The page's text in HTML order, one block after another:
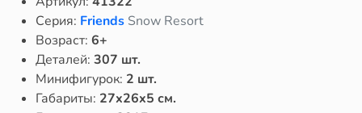
Серия: Friends Snow Resort
Возраст: 6+
Деталей: 307 шт.
Минифигурок: 2 шт.
Габариты: 27x26x5 см.